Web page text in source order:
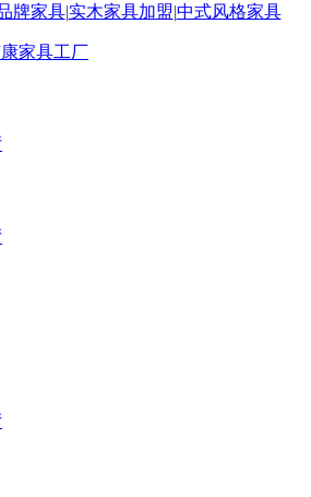
牌家具|实木家具加盟|中式风格家具
家具工厂